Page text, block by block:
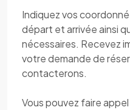
Indiquez vos
départ et arrivée ainsi
nécessaires. Recevez
votre demande de
contacterons.
Vous pouvez faire